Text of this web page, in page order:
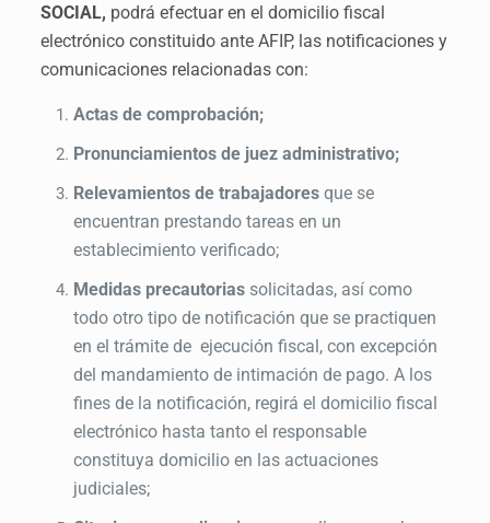
SOCIAL, podrá efectuar en el domicilio fiscal
electrónico constituido ante AFIP, las notificaciones y
comunicaciones relacionadas con:
Actas de comprobación;
Pronunciamientos de juez administrativo;
Relevamientos de trabajadoresque se
encuentran prestando tareas en un
establecimiento verificado;
Medidas precautoriassolicitadas, así como
todo otro tipo de notificación que se practiquen
en el trámite de ejecución fiscal, con excepción
del mandamiento de intimación de pago. A los
fines de la notificación, regirá el domicilio fiscal
electrónico hasta tanto el responsable
constituya domicilio en las actuaciones
judiciales;